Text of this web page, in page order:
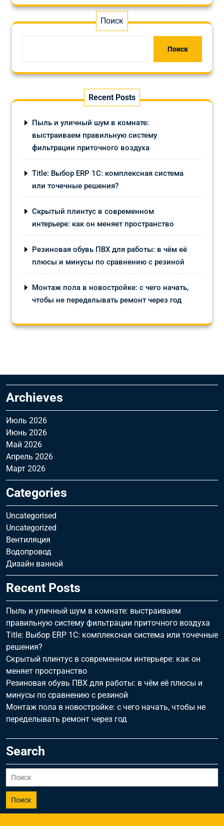
Поиск
Поиск
Recent Posts
Пыль и уличный шум в комнате:
выстраиваем правильную систему
фильтрации приточного воздуха
Title: Выбор ERP 1С: комплексная система
или точечные решения?
Скрытый плинтус в современном
интерьере: как он меняет пространство
Резиновая обувь ПВХ для работы: в чём её
плюсы и минусы по сравнению с резиной
Монтаж пола в новостройке: с чего начать,
чтобы не переделывать ремонт через год
Archieves
Июль 2026
Июнь 2026
Май 2026
Апрель 2026
Март 2026
Categories
Uncategorised
Uncategorized
Вентиляция
Водопровод
Дизайн ванной
Recent Posts
Пыль и уличный шум в комнате: выстраиваем
правильную систему фильтрации приточного воздуха
Title: Выбор ERP 1С: комплексная система или точечные
решения?
Скрытый плинтус в современном интерьере: как он
меняет пространство
Резиновая обувь ПВХ для работы: в чём её плюсы и
минусы по сравнению с резиной
Монтаж пола в новостройке: с чего начать, чтобы не
переделывать ремонт через год
Search
Поиск